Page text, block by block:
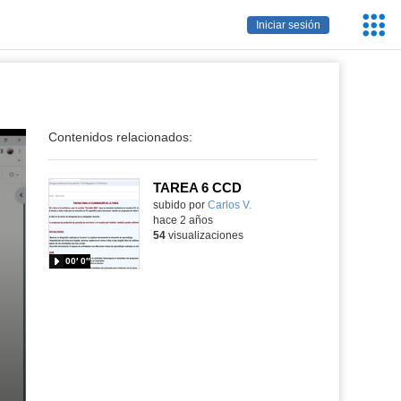
Iniciar sesión
Contenidos relacionados:
TAREA 6 CCD
Contenido educativo.
subido por Carlos V.
00′ 0″
hace 2 años
54visualizaciones